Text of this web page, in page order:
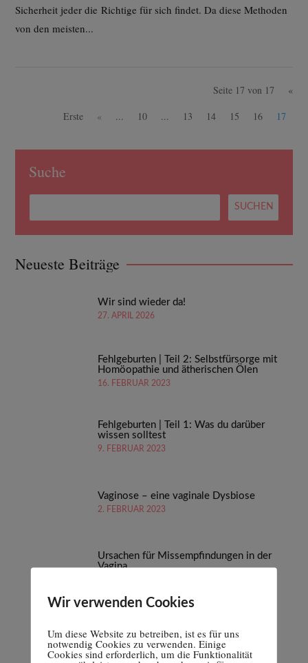
Sicherheit jeder die Richtige für sich findet. Da diese Methoden
von den meisten...
Seite 17 von 17
«
Erste
« ... 10 ... 13 14 15 16 17
Suche
Neueste Beiträge
Wir sind wieder da!
27. APRIL 2026
Fehlgeburten | Teil 2: Selbstfürsorge mit
Homöopathie und ätherischen Ölen
16. FEBRUAR 2023
Fehlgeburten | Teil 1: Was du darüber
wissen solltest
9. FEBRUAR 2023
Vaginose – eine vaginale Dysbiose
2. FEBRUAR 2023
Ursachen für Missempfindungen in der
Vagina
Wir verwenden Cookies
Um diese Website zu betreiben, ist es für uns
notwendig Cookies zu verwenden. Einige
Cookies sind erforderlich, um die Funktionalität